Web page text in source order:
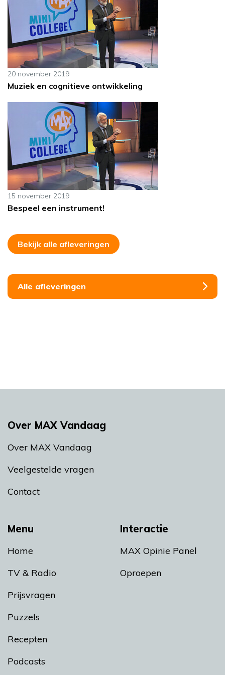
20 november 2019
Muziek en cognitieve ontwikkeling
15 november 2019
Bespeel een instrument!
Bekijk alle afleveringen
Alle afleveringen
Menu
Home
TV & Radio
Prijsvragen
Puzzels
Recepten
Podcasts
Interactie
MAX Opinie Panel
Oproepen
Over MAX Vandaag
Over MAX Vandaag
Veelgestelde vragen
Contact